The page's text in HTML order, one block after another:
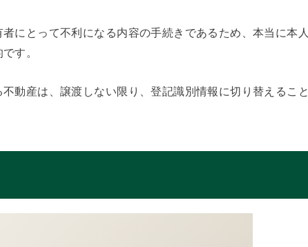
にとって不利になる内容の手続きであるため、本当に本人
す。
動産は、譲渡しない限り、登記識別情報に切り替えること